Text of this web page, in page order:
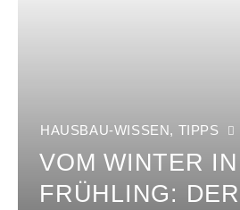
HAUSBAU-WISSEN, TIPPS
VOM WINTER
FRÜHLING: